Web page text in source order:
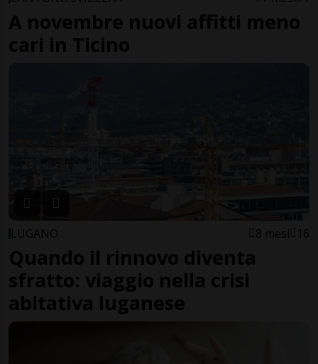
A novembre nuovi affitti meno
cari in Ticino
LUGANO 8 mesi 16
Quando il rinnovo diventa
sfratto: viaggio nella crisi
abitativa luganese